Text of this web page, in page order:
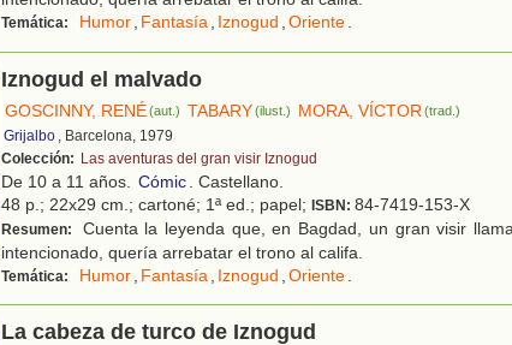
Temática: Humor Fantasía Iznogud Oriente
Iznogud el malvado
GOSCINNY, RENÉ(aut.) TABARY(ilust.) MORA, VÍCTOR (trad.)
Grijalbo , Barcelona, 1979
Colección: Las aventuras del gran visir Iznogud
De 10 a 11 años. Cómic
. Castellano.
48 p.; 22x29 cm.; cartoné; 1ª ed.; papel; ISBN: 84-7419-153-X
Resumen:
Cuenta la leyenda que, en Bagdad, un gran visir
intencionado, quería arrebatar el trono al califa.
Temática: Humor Fantasía Iznogud Oriente
La cabeza de turco de Iznogud